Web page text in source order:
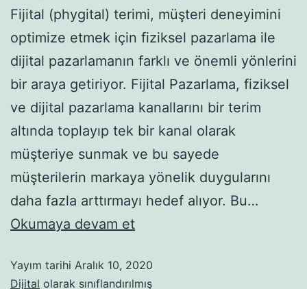
Fijital (phygital) terimi, müşteri deneyimini
optimize etmek için fiziksel pazarlama ile
dijital pazarlamanın farklı ve önemli yönlerini
bir araya getiriyor. Fijital Pazarlama, fiziksel
ve dijital pazarlama kanallarını bir terim
altında toplayıp tek bir kanal olarak
müşteriye sunmak ve bu sayede
müşterilerin markaya yönelik duygularını
daha fazla arttırmayı hedef alıyor. Bu…
Okumaya devam et
Yayım tarihi Aralık 10, 2020
Dijital olarak sınıflandırılmış